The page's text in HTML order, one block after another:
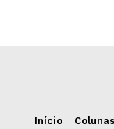
Início Colunas